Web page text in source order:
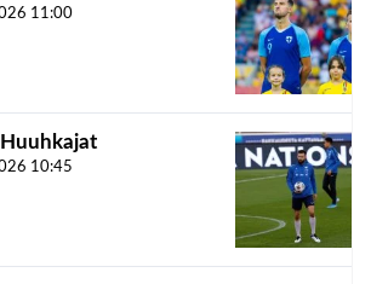
11:00
10:45